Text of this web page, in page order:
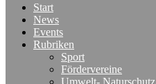
Start
News
Events
Rubriken
Sport
Fördervereine
Umwelt- Naturschutz